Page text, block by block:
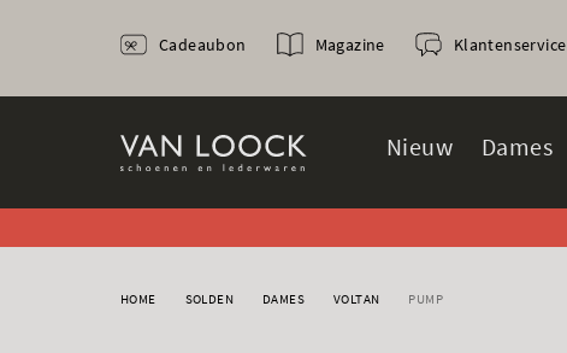
Nieuw Dames
Cadeaubon Magazine Klantenservice
HOME SOLDEN DAMES VOLTAN PUMP